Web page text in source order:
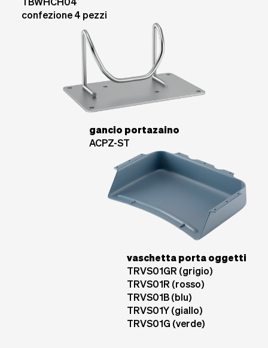
TBWHCH04
confezione 4 pezzi
gancio portazaino
ACPZ-ST
vaschetta porta oggetti
TRVS01GR (grigio)
TRVS01R (rosso)
TRVS01B (blu)
TRVS01Y (giallo)
TRVS01G (verde)